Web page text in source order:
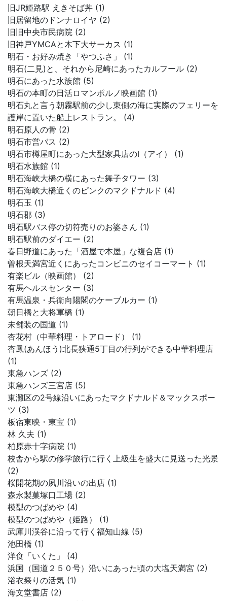
旧JR姫路駅 えきそば丼 (1)
旧居留地のドンナロイヤ (2)
旧旧中央市民病院 (2)
旧神戸YMCAと木下大サーカス (1)
明石・お好み焼き「やつふさ」 (1)
明石(二見)と、それから尼崎にあったカルフール (2)
明石にあった水族館 (5)
明石の本町の日活ロマンポルノ映画館 (1)
明石丸と言う朝霧駅前の少し東側の海に実際のフェリーを
護岸に置いた船上レストラン。 (4)
明石原人の骨 (2)
明石市営バス (2)
明石市樽屋町にあった大型家具店のI（アイ） (1)
明石水族館 (1)
明石海峡大橋の横にあった舞子タワー (3)
明石海峡大橋近くのピンクのマクドナルド (4)
明石玉 (1)
明石郡 (3)
明石駅バス停の切符売りのお婆さん (1)
明石駅前のダイエー (2)
春日野道にあった「酒屋で本屋」な複合店 (1)
曽根天満宮近くにあったコンビニのセイコーマート (1)
有楽ビル（映画館） (2)
有馬ヘルスセンター (3)
有馬温泉・兵衛向陽閣のケーブルカー (1)
朝日橋と大将軍橋 (1)
未舗装の国道 (1)
杏花村（中華料理・トアロード） (1)
杏鳳(あんほう)北長狭通5丁目の行列ができる中華料理店
(1)
東急ハンズ (2)
東急ハンズ三宮店 (5)
東灘区の2号線沿いにあったマクドナルド＆マックスポー
ツ (3)
板宿東映・東宝 (1)
林 久夫 (1)
柏原赤十字病院 (1)
校舎から駅の修学旅行に行く上級生を盛大に見送った光景
(2)
桜開花期の夙川沿いの出店 (1)
森永製菓塚口工場 (2)
模型のつばめや (4)
模型のつばめや（姫路） (1)
武庫川渓谷に沿って行く福知山線 (5)
池田橋 (1)
洋食「いくた」 (4)
浜国（国道２５０号）沿いにあった頃の大塩天満宮 (2)
浴衣祭りの活気 (1)
海文堂書店 (2)